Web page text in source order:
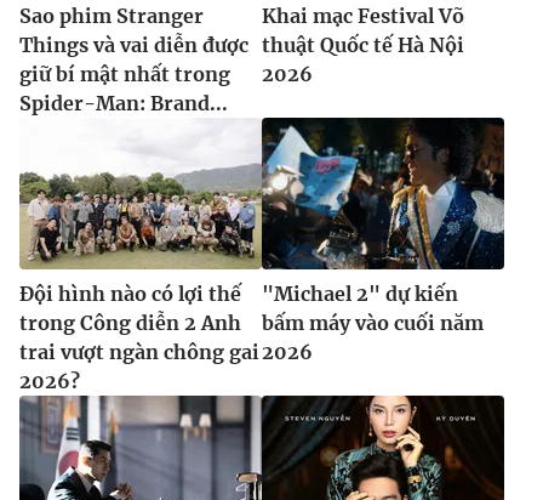
Sao phim Stranger
Things và vai diễn được
giữ bí mật nhất trong
Spider-Man: Brand...
Khai mạc Festival Võ
thuật Quốc tế Hà Nội
2026
Đội hình nào có lợi thế
trong Công diễn 2 Anh
trai vượt ngàn chông gai
2026?
"Michael 2" dự kiến
bấm máy vào cuối năm
2026